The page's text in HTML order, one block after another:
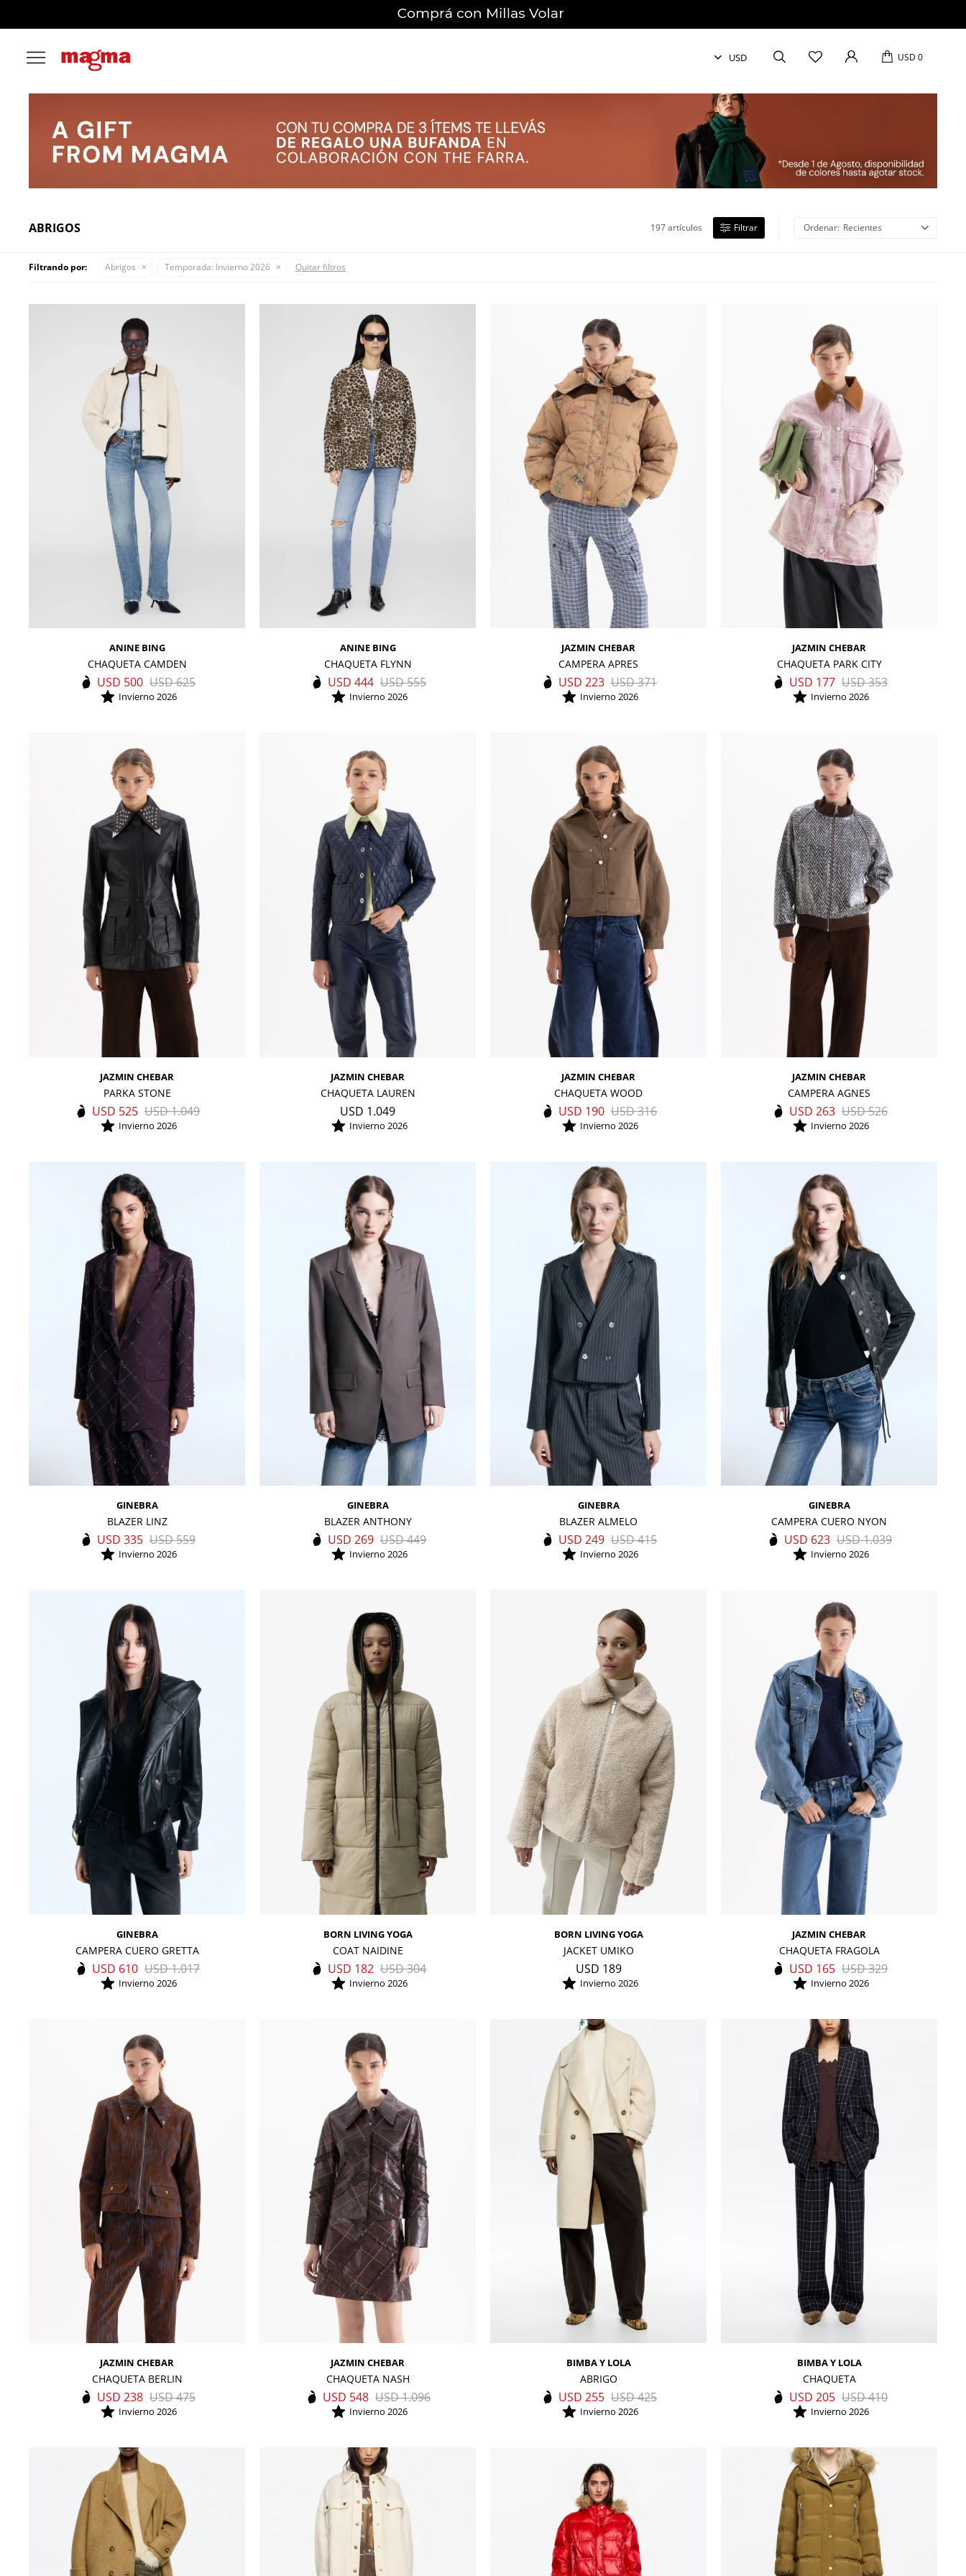
USD 0

ABRIGOS 197 artículos Recientes
Filtrando por: Abrigos Temporada: Invierno 2026 Quitar filtros
ANINE BING
CHAQUETA CAMDEN
USD 500 USD625
Invierno 2026
ANINE BING
CHAQUETA FLYNN
USD 444 USD555
Invierno 2026
JAZMIN CHEBAR
CAMPERA APRES
USD 223 USD371
Invierno 2026
JAZMIN CHEBAR
CHAQUETA PARK CITY
USD 177 USD353
Invierno 2026
JAZMIN CHEBAR
PARKA STONE
USD 525 USD1.049
Invierno 2026
JAZMIN CHEBAR
CHAQUETA LAUREN
USD 1.049
Invierno 2026
JAZMIN CHEBAR
CHAQUETA WOOD
USD 190 USD316
Invierno 2026
JAZMIN CHEBAR
CAMPERA AGNES
USD 263 USD526
Invierno 2026
GINEBRA
BLAZER LINZ
USD 335 USD559
Invierno 2026
GINEBRA
BLAZER ANTHONY
USD 269 USD449
Invierno 2026
GINEBRA
BLAZER ALMELO
USD 249 USD415
Invierno 2026
GINEBRA
CAMPERA CUERO NYON
USD 623 USD1.039
Invierno 2026
GINEBRA
CAMPERA CUERO GRETTA
USD 610 USD1.017
Invierno 2026
BORN LIVING YOGA
COAT NAIDINE
USD 182 USD304
Invierno 2026
BORN LIVING YOGA
JACKET UMIKO
USD 189
Invierno 2026
JAZMIN CHEBAR
CHAQUETA FRAGOLA
USD 165 USD329
Invierno 2026
JAZMIN CHEBAR
CHAQUETA BERLIN
USD 238 USD475
Invierno 2026
JAZMIN CHEBAR
CHAQUETA NASH
USD 548 USD1.096
Invierno 2026
BIMBA Y LOLA
ABRIGO
USD 255 USD425
Invierno 2026
BIMBA Y LOLA
CHAQUETA
USD 205 USD410
Invierno 2026